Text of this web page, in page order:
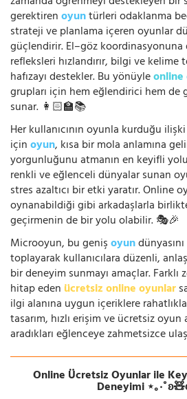
gerektirenoyuntürleri odaklanma
strateji ve planlama içeren oyunlar
güçlendirir. El–göz koordinasyonuna
refleksleri hızlandırır, bilgi ve
hafızayı destekler. Bu yönüyle
grupları için hem eğlendirici hem
sunar. 👩🏻‍🏫📚
Her kullanıcının oyunla kurduğu ilişki
içinoyun, kısa bir mola anlamına
yorgunluğunu atmanın en keyifli
renkli ve eğlenceli dünyalar sunan
stres azaltıcı bir etki yaratır. Online
oynanabildiği gibi arkadaşlarla
geçirmenin de bir yolu olabilir. 🎭🎉
Microoyun, bu genişoyun
toplayarak kullanıcılara düzenli,
bir deneyim sunmayı amaçlar. Farklı
hitap eden ücretsiz online oyunlar
ilgi alanına uygun içeriklere
tasarım, hızlı erişim ve ücretsiz oyun
aradıkları eğlenceye zahmetsizce
Online Ücretsiz Oyunlar ile
Deneyimi ⋆｡